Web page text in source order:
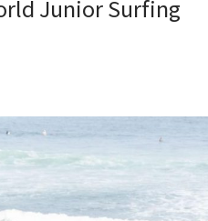
Junior Surfing